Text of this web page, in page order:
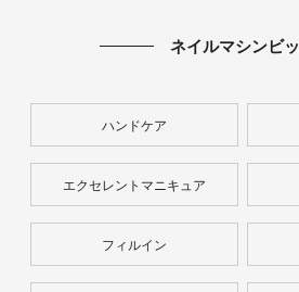
ネイルマシンビ
ハンドケア
エクセレントマニキュア
フィルイン